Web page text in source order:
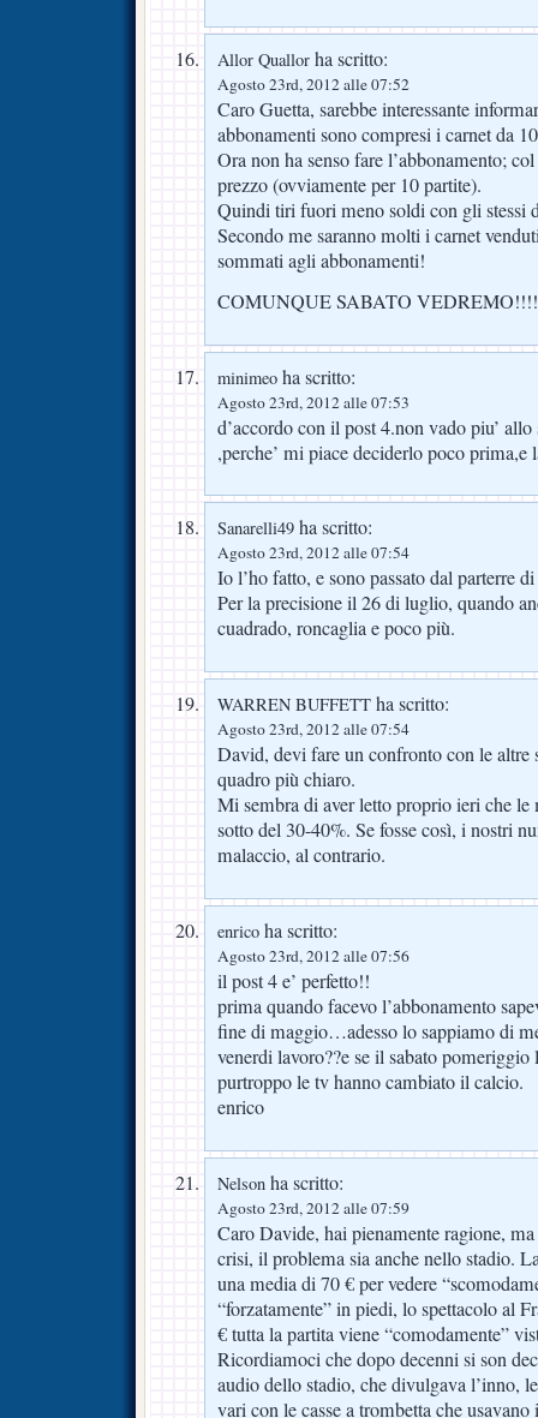
Allor Quallor ha scritto:
Agosto 23rd, 2012 alle 07:52
Caro Guetta, sarebbe interessante
abbonamenti sono compresi i carnet da
Ora non ha senso fare l’abbonamento;
prezzo (ovviamente per 10 partite).
Quindi tiri fuori meno soldi con gli
Secondo me saranno molti i carnet
sommati agli abbonamenti!
COMUNQUE SABATO
minimeo ha scritto:
Agosto 23rd, 2012 alle 07:53
d’accordo con il post 4.non vado piu’
,perche’ mi piace deciderlo poco prima,e
Sanarelli49 ha scritto:
Agosto 23rd, 2012 alle 07:54
Io l’ho fatto, e sono passato dal parterre
Per la precisione il 26 di luglio, quando
cuadrado, roncaglia e poco più.
WARREN BUFFETT ha scritto:
Agosto 23rd, 2012 alle 07:54
David, devi fare un confronto con le altre
quadro più chiaro.
Mi sembra di aver letto proprio ieri che
sotto del 30-40%. Se fosse così, i nostri
malaccio, al contrario.
enrico ha scritto:
Agosto 23rd, 2012 alle 07:56
il post 4 e’ perfetto!!
prima quando facevo l’abbonamento
fine di maggio…adesso lo sappiamo di
venerdi lavoro??e se il sabato pomeriggio
purtroppo le tv hanno cambiato il calcio.
enrico
Nelson ha scritto:
Agosto 23rd, 2012 alle 07:59
Caro Davide, hai pienamente ragione,
crisi, il problema sia anche nello stadio.
una media di 70 € per vedere
“forzatamente” in piedi, lo spettacolo al
€ tutta la partita viene “comodamente”
Ricordiamoci che dopo decenni si son
audio dello stadio, che divulgava l’inno,
vari con le casse a trombetta che